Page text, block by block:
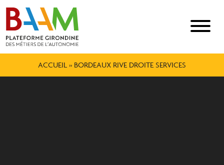
ACCUEIL » BORDEAUX RIVE DROITE SERVICES